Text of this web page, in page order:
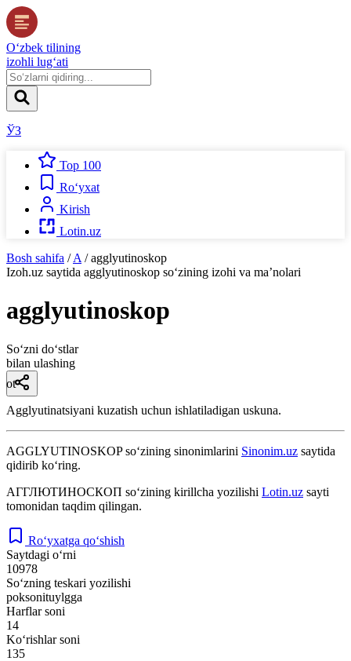
O‘zbek tilining
izohli lug‘ati
ЎЗ
Top 100
Ro‘yxat
Kirish
Lotin.uz
Bosh sahifa / A / agglyutinoskop
Izoh.uz saytida agglyutinoskop so‘zining izohi va ma’nolari
agglyutinoskop
So‘zni do‘stlar
bilan ulashing
ot
Agglyutinatsiyani kuzatish uchun ishlatiladigan uskuna.
AGGLYUTINOSKOPso‘zining sinonimlarini Sinonim.uz saytida
qidirib ko‘ring.
АГГЛЮТИНОСКОП so‘zining kirillcha yozilishi Lotin.uz sayti
tomonidan taqdim qilingan.
Ro‘yxatga qo‘shish
Saytdagi o‘rni
10978
So‘zning teskari yozilishi
poksonituylgga
Harflar soni
14
Ko‘rishlar soni
135